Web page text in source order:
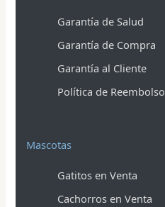
Garantía de Salud
Garantía de Compra
Garantía al Cliente
Política de Reembolso
Mascotas
Gatitos en Venta
Cachorros en Venta